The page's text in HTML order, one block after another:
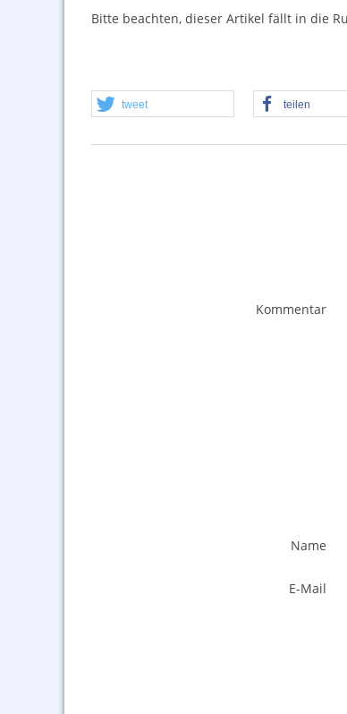
Bitte beachten, dieser Artikel fällt in die
tweet teilen
Kommentar
Name
E-Mail